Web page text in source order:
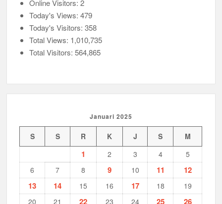
Online Visitors:2
Today's Views:479
Today's Visitors:358
Total Views: 1,010,735
Total Visitors:564,865
Januari 2025
S S R K J S M
1 2 3 4
5
6
7 8 9 10 11
12
13
14 15 16 17 18
19
20
21 22 23 24 25
26